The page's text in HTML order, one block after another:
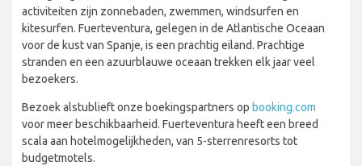
activiteiten zijn zonnebaden, zwemmen, windsurfen en
kitesurfen. Fuerteventura, gelegen in de Atlantische Oceaan
voor de kust van Spanje, is een prachtig eiland. Prachtige
stranden en een azuurblauwe oceaan trekken elk jaar veel
bezoekers.
Bezoek alstublieft onze boekingspartners op booking.com
voor meer beschikbaarheid. Fuerteventura heeft een breed
scala aan hotelmogelijkheden, van 5-sterrenresorts tot
budgetmotels.